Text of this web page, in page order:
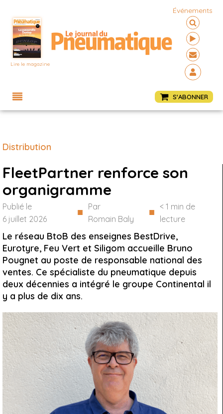
Lire le magazine
Événements
S'ABONNER
Distribution
FleetPartner renforce son
organigramme
Publié le
6 juillet 2026
■ Par
Romain Baly
■ < 1 min de
lecture
Le réseau BtoB des enseignes BestDrive,
Eurotyre, Feu Vert et Siligom accueille Bruno
Pougnet au poste de responsable national des
ventes. Ce spécialiste du pneumatique depuis
deux décennies a intégré le groupe Continental il
y a plus de dix ans.